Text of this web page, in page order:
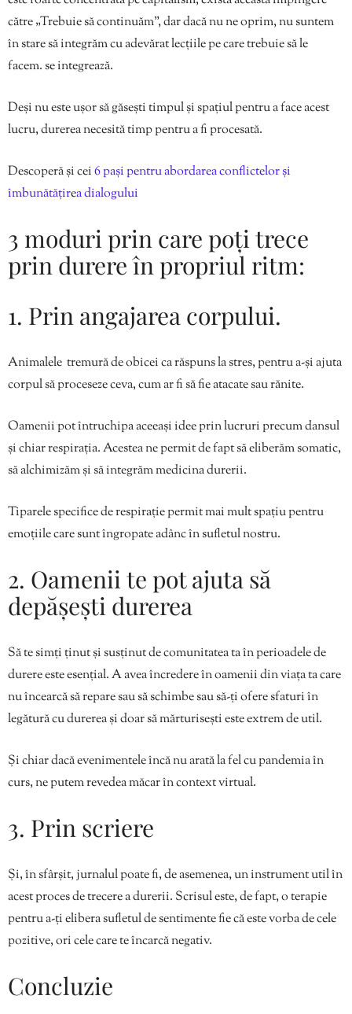
către „Trebuie să continuăm”, dar dacă nu ne oprim, nu suntem
în stare să integrăm cu adevărat lecțiile pe care trebuie să le
facem. se integrează.
Deși nu este ușor să găsești timpul și spațiul pentru a face acest
lucru, durerea necesită timp pentru a fi procesată.
Descoperă și cei6 pași pentru abordarea conflictelor și
îmbunătățirea dialogului
3 moduri prin care poți trece
prin durere în propriul ritm:
1. Prin angajarea corpului.
Animalele tremură de obicei ca răspuns la stres, pentru a-și ajuta
corpul să proceseze ceva, cum ar fi să fie atacate sau rănite.
Oamenii pot întruchipa aceeași idee prin lucruri precum dansul
și chiar respirația. Acestea ne permit de fapt să eliberăm somatic,
să alchimizăm și să integrăm medicina durerii.
Tiparele specifice de respirație permit mai mult spațiu pentru
emoțiile care sunt îngropate adânc în sufletul nostru.
2. Oamenii te pot ajuta să
depășești durerea
Să te simți ținut și susținut de comunitatea ta în perioadele de
durere este esențial. A avea încredere în oamenii din viața ta care
nu încearcă să repare sau să schimbe sau să-ți ofere sfaturi în
legătură cu durerea și doar să mărturisești este extrem de util.
Și chiar dacă evenimentele încă nu arată la fel cu pandemia în
curs, ne putem revedea măcar în context virtual.
3. Prin scriere
Și, în sfârșit, jurnalul poate fi, de asemenea, un instrument util în
acest proces de trecere a durerii. Scrisul este, de fapt, o terapie
pentru a-ți elibera sufletul de sentimente fie că este vorba de cele
pozitive, ori cele care te încarcă negativ.
Concluzie